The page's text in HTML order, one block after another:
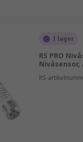
I lager
RS PRO
Nivåsensor,
RS-